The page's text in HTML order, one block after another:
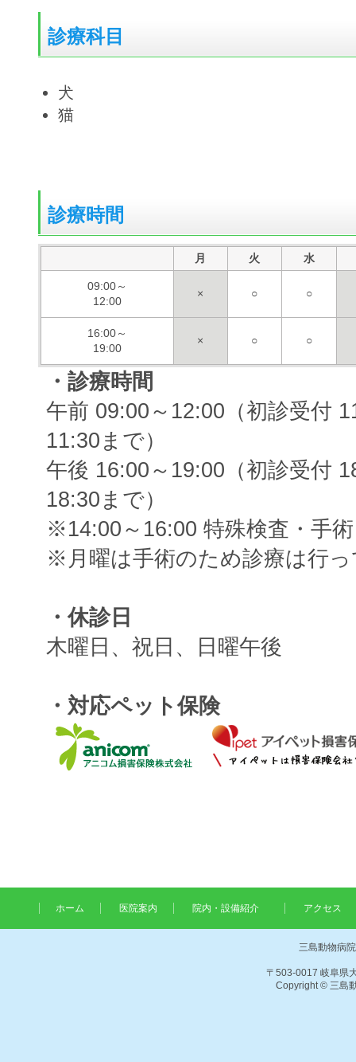
診療科目
犬
猫
診療時間
月 火 水
09:00～
12:00
× ○ ○
16:00～
19:00
× ○ ○
・診療時間
午前 09:00～12:00（初診受付
11:30まで）
午後 16:00～19:00（初診受付
18:30まで）
※14:00～16:00 特殊検査・手術
※月曜は手術のため診療は行
・休診日
木曜日、祝日、日曜午後
・対応ペット保険
ホーム 医院案内 院内・設備紹介 アクセス
三島動物
〒503-0017 岐阜県
Copyright © 三島